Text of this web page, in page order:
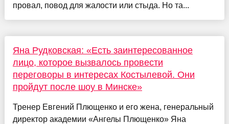
провал, повод для жалости или стыда. Но та...
Яна Рудковская: «Есть заинтересованное
лицо, которое вызвалось провести
переговоры в интересах Костылевой. Они
пройдут после шоу в Минске»
Тренер Евгений Плющенко и его жена, генеральный
директор академии «Ангелы Плющенко» Яна